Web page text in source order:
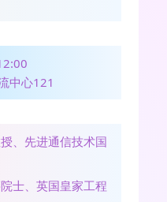
中心121
、先进通信技术国
士、英国皇家工程